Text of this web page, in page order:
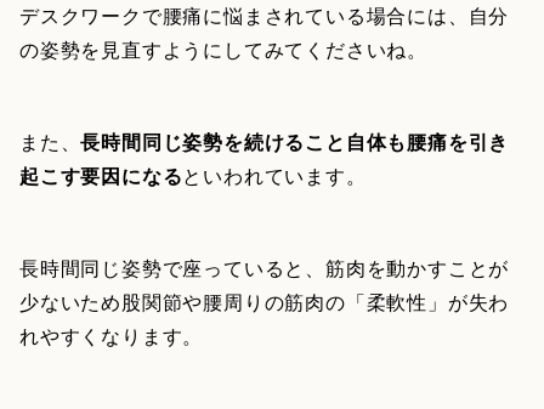
デスクワークで腰痛に悩まされている場合には、自分
の姿勢を見直すようにしてみてくださいね。
また、長時間同じ姿勢を続けること自体も腰痛を引き
起こす要因になるといわれています。
長時間同じ姿勢で座っていると、筋肉を動かすことが
少ないため股関節や腰周りの筋肉の「柔軟性」が失わ
れやすくなります。